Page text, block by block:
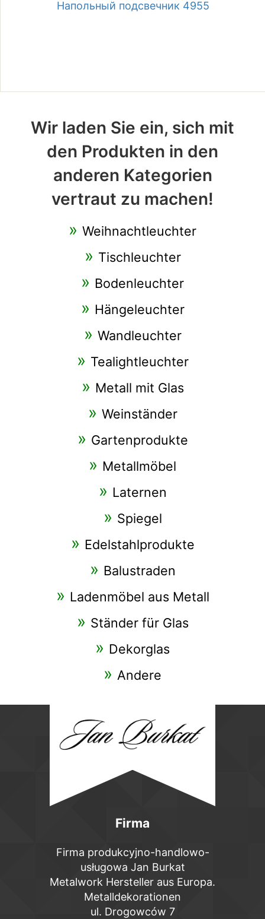
Напольный подсвечник 4955
Wir laden Sie ein, sich mit
den Produkten in den
anderen Kategorien
vertraut zu machen!
Weihnachtleuchter
Tischleuchter
Bodenleuchter
Hängeleuchter
Wandleuchter
Tealightleuchter
Metall mit Glas
Weinständer
Gartenprodukte
Metallmöbel
Laternen
Spiegel
Edelstahlprodukte
Balustraden
Ladenmöbel aus Metall
Ständer für Glas
Dekorglas
Andere
Firma
Firma produkcyjno-handlowo-
usługowa Jan Burkat
Metalwork Hersteller aus Europa.
Metalldekorationen
ul. Drogowców 7